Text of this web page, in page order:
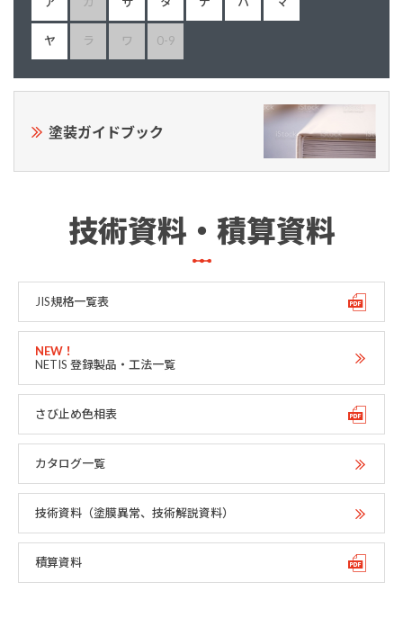
ヤ ラ ワ 0-9
塗装ガイドブック
技術資料・積算資料
JIS規格一覧表
NETIS 登録製品・工法一覧
さび止め色相表
カタログ一覧
技術資料（塗膜異常、技術解説資料）
積算資料